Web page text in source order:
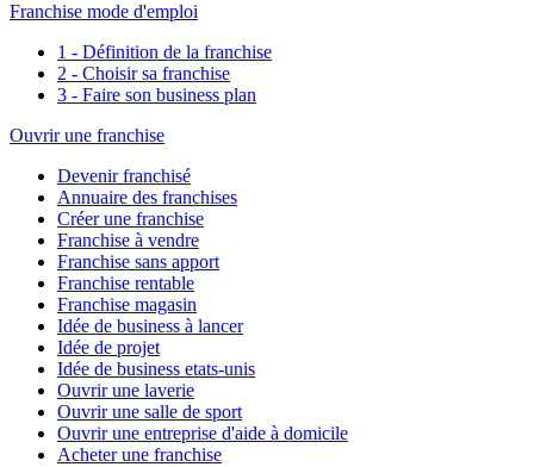
Franchise mode d'emploi
1 - Définition de la franchise
2 - Choisir sa franchise
3 - Faire son business plan
Ouvrir une franchise
Devenir franchisé
Annuaire des franchises
Créer une franchise
Franchise à vendre
Franchise sans apport
Franchise rentable
Franchise magasin
Idée de business à lancer
Idée de projet
Idée de business etats-unis
Ouvrir une laverie
Ouvrir une salle de sport
Ouvrir une entreprise d'aide à domicile
Acheter une franchise